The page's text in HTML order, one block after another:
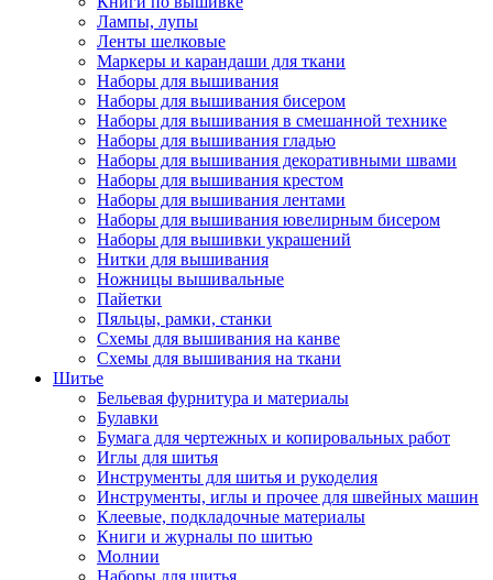
Лампы, лупы
Ленты шелковые
Маркеры и карандаши для ткани
Наборы для вышивания
Наборы для вышивания бисером
Наборы для вышивания в смешанной технике
Наборы для вышивания гладью
Наборы для вышивания декоративными швами
Наборы для вышивания крестом
Наборы для вышивания лентами
Наборы для вышивания ювелирным бисером
Наборы для вышивки украшений
Нитки для вышивания
Ножницы вышивальные
Пайетки
Пяльцы, рамки, станки
Схемы для вышивания на канве
Схемы для вышивания на ткани
Шитье
Бельевая фурнитура и материалы
Булавки
Бумага для чертежных и копировальных работ
Иглы для шитья
Инструменты для шитья и рукоделия
Инструменты, иглы и прочее для швейных машин
Клеевые, подкладочные материалы
Книги и журналы по шитью
Молнии
Наборы для шитья